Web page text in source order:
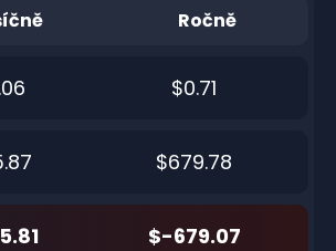
Ročně
$0.71
$679.78
$-679.07